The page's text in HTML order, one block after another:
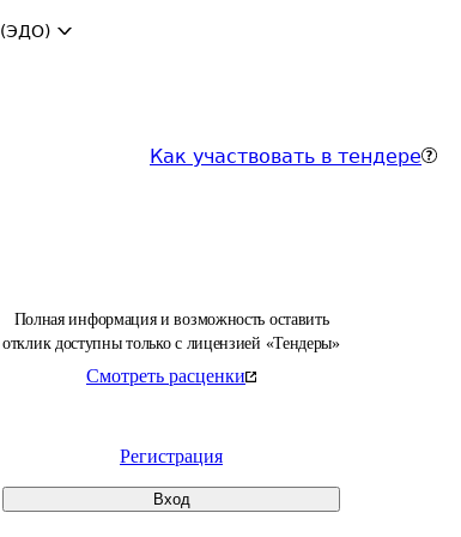
Как участвовать в тендере
Полная информация и возможность оставить
отклик доступны только с лицензией «Тендеры»
Смотреть расценки
Регистрация
Вход